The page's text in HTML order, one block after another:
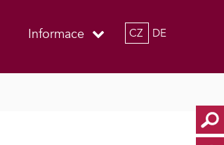
Informace CZ DE